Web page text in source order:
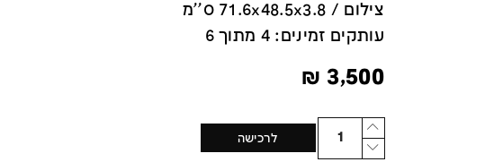
צילום / 71.6x48.5x3.8 ס''מ
עותקים זמינים: 4 מתוך 6
3,500
₪
Quantity
לרכישה